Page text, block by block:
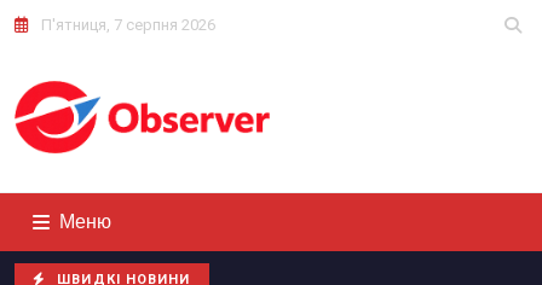
П'ятниця, 7 серпня 2026
Меню
ШВИДКІ НОВИНИ